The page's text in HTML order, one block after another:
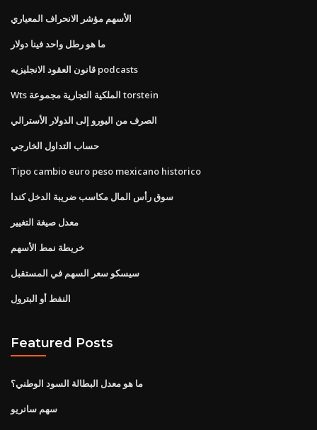
الأسهم مؤشر الانحراف المعياري
ما هو رطل واحد فينا دولار
قانون العقود الانجليزيه podcasts
Wts الملكية التجارية مجموعة torstein
الصرف من اليورو إلى الدولار الأسترالي
حساب التداول الخارجي
Tipo cambio euro peso mexicano historico
سوق رأس المال مكاسب ضريبة الدخل كندا
معدل صيغة التغيير
خريطة نمط الأسهم
سيسكو سعر السهم في المستقبل
النفط أو البترول
Featured Posts
ما هو معدل البطالة السود الوطني؟
سهم سانريو